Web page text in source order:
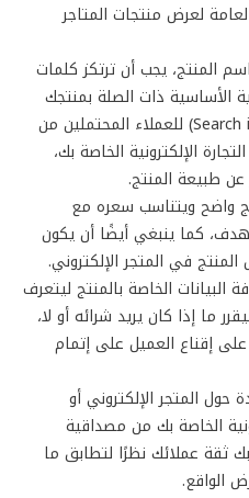
لعرض منتجات المتاجر
المنتج، يجب أن ترتكز كلمات
الأساسية ذات الصلة بمنتجك
وتتوافق مع النوايا البحثية (Search intent) للعملاء المحتملين من
الإلكترونية الخاصة بك،
عن طبيعة المنتج.
واضح ويتناسب سعره مع
كما ينبغي أيضًا أن يكون
في المتجر الإلكتروني.
الخاصة بالمنتج ليتعرف
ما إذا كان يريد شرائه أو لا،
إقناع العميل على إتمام
حول المتجر الإلكتروني أو
الخاصة بك من مصداقية
ثقة عملائك نظرًا لتطابق ما
الواقع.